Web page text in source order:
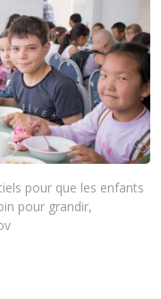
pour que les enfants
pour grandir,